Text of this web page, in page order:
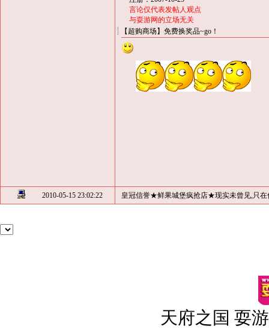
言论仅代表发帖人观点
与耍游网的立场无关
【超购商场】免费换奖品~go！
2010-05-15 23:02:22 皇冠信誉★鲜果城堡疯抢店★现实未曾见,只在
天府之国 耍